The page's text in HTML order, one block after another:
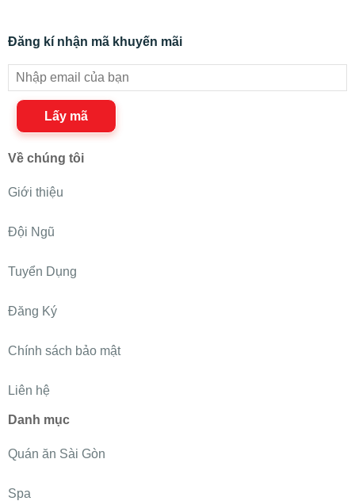
Đăng kí nhận mã khuyến mãi
Lấy mã
Về chúng tôi
Giới thiệu
Đội Ngũ
Tuyển Dụng
Đăng Ký
Chính sách bảo mật
Liên hệ
Danh mục
Quán ăn Sài Gòn
Spa